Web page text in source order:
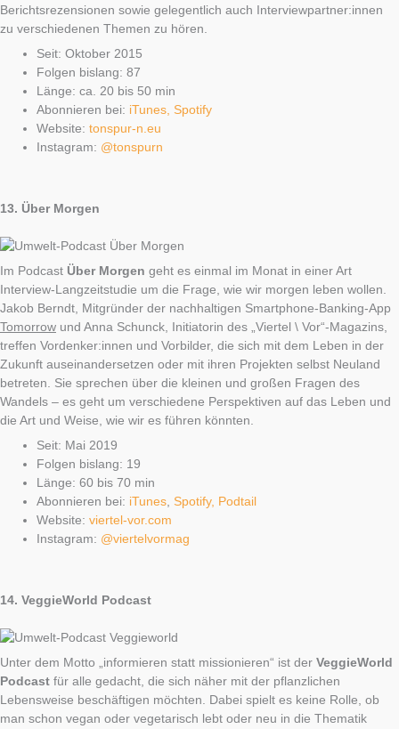
Berichtsrezensionen sowie gelegentlich auch Interviewpartner:innen
zu verschiedenen Themen zu hören.
Seit: Oktober 2015
Folgen bislang: 87
Länge: ca. 20 bis 50 min
Abonnieren bei: iTunes, Spotify
Website:tonspur-n.eu
Instagram: @tonspurn
13. Über Morgen
Im Podcast Über Morgen geht es einmal im Monat in einer Art
Interview-Langzeitstudie um die Frage, wie wir morgen leben wollen.
Jakob Berndt, Mitgründer der nachhaltigen Smartphone-Banking-App
Tomorrow und Anna Schunck, Initiatorin des „Viertel \ Vor“-Magazins,
treffen Vordenker:innen und Vorbilder, die sich mit dem Leben in der
Zukunft auseinandersetzen oder mit ihren Projekten selbst Neuland
betreten. Sie sprechen über die kleinen und großen Fragen des
Wandels – es geht um verschiedene Perspektiven auf das Leben und
die Art und Weise, wie wir es führen könnten.
Seit: Mai 2019
Folgen bislang: 19
Länge: 60 bis 70 min
Abonnieren bei: iTunes Spotify, Podtail
Website:viertel-vor.com
Instagram: @viertelvormag
14. VeggieWorld Podcast
Unter dem Motto „informieren statt missionieren“ ist der VeggieWorld
Podcast für alle gedacht, die sich näher mit der pflanzlichen
Lebensweise beschäftigen möchten. Dabei spielt es keine Rolle, ob
man schon vegan oder vegetarisch lebt oder neu in die Thematik